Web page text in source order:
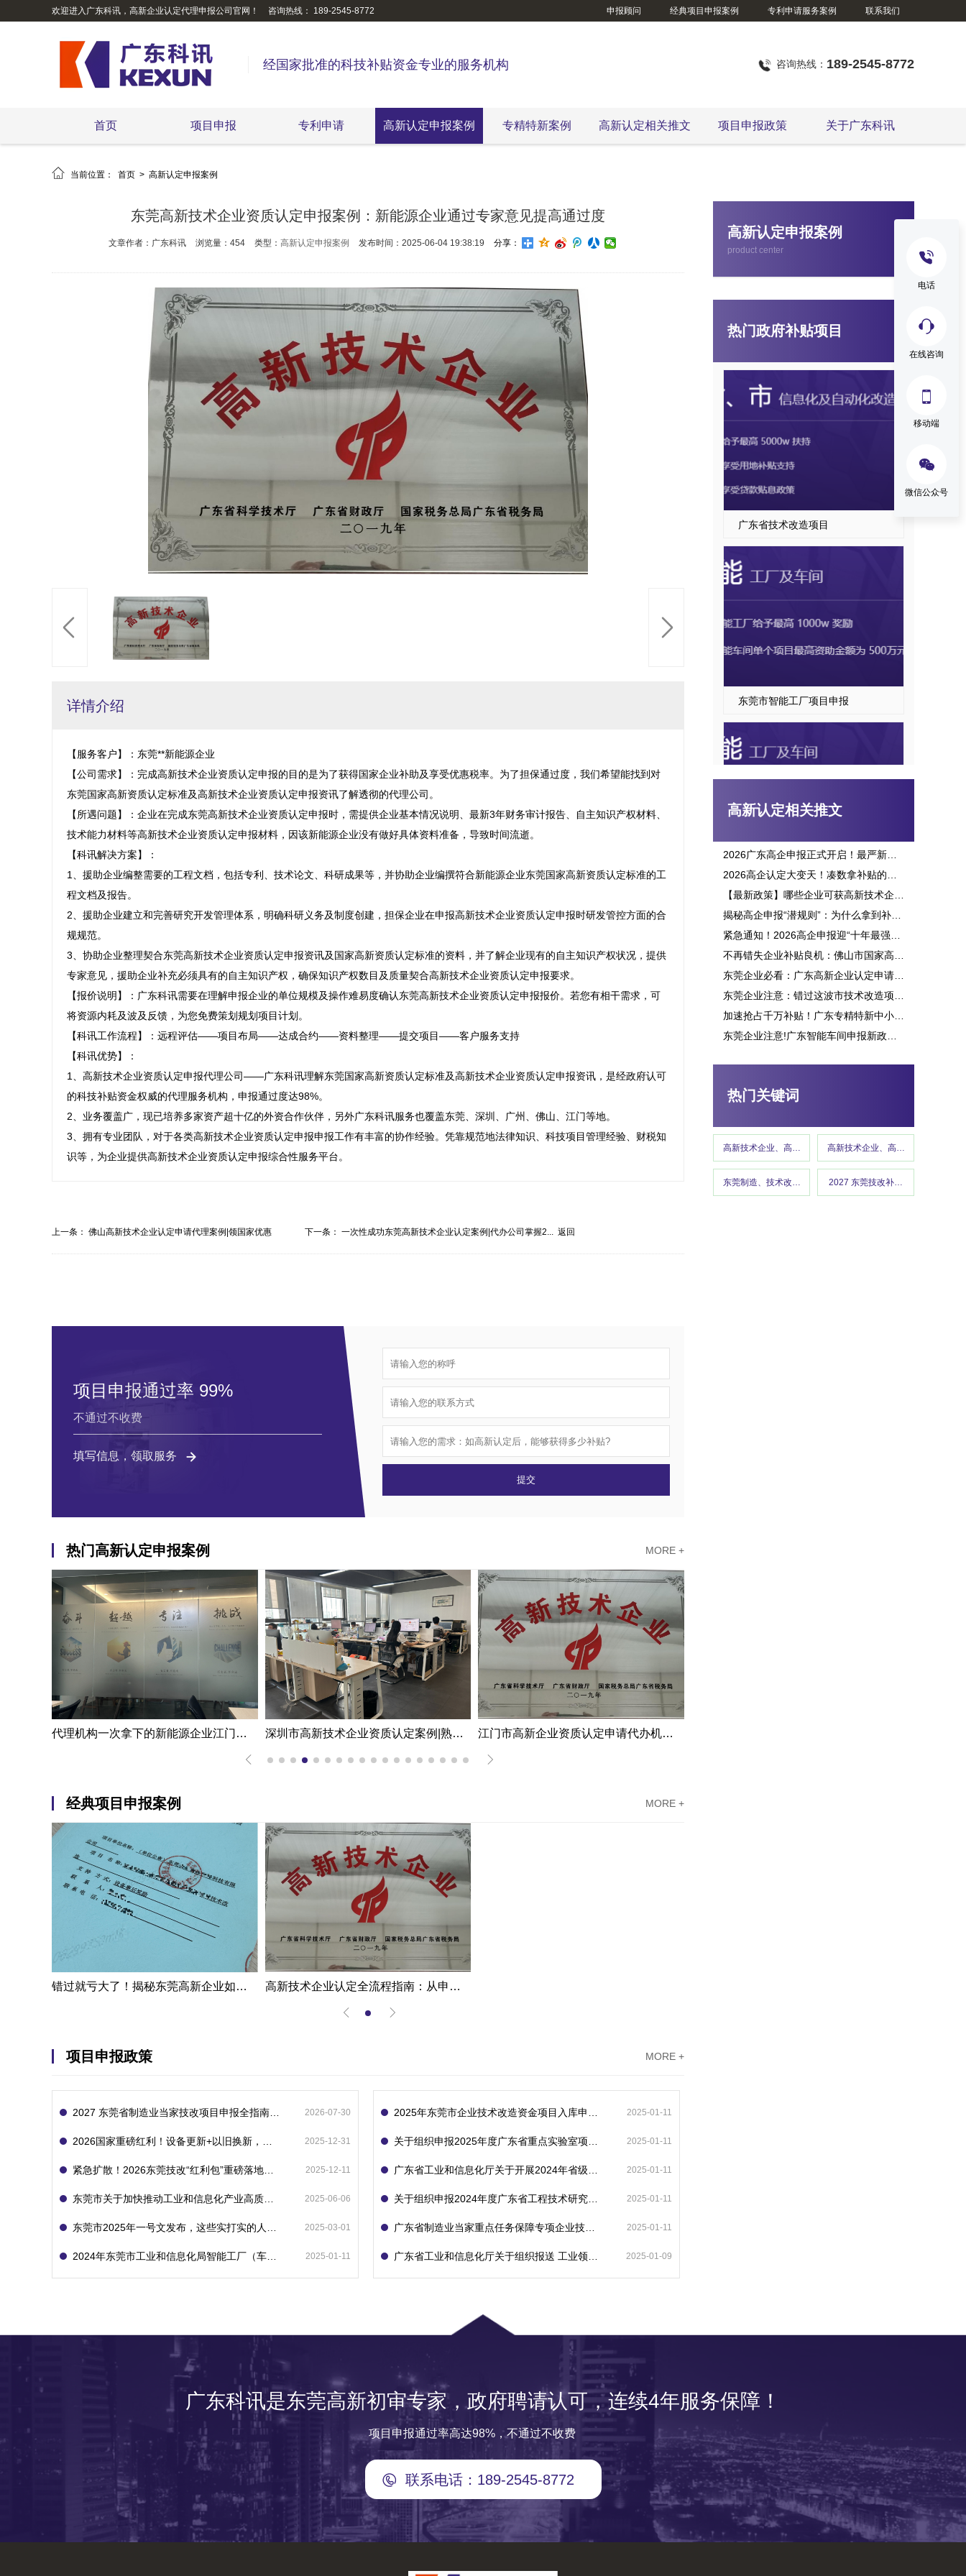
欢迎进入广东科讯，高新企业认定代理申报公司官网！ 咨询热线： 189-2545-8772 申报顾问 经典项目申报案例 专利申请服务案例 联系我们
经国家批准的科技补贴资金专业的服务机构 咨询热线： 189-2545-8772
首页 项目申报 专利申请 高新认定申报案例 专精特新案例 高新认定相关推文 项目申报政策 关于广东科讯
 当前位置： 首页 > 高新认定申报案例
高新认定申报案例
product center
热门政府补贴项目
广东省技术改造项目
东莞市智能工厂项目申报
东莞市智能车间项目申报指南
高新认定相关推文
热门关键词
高新技术企业、高企认定、高企申报高新技术企业、高企认定、高企申
东莞制造、技术改造、东莞工信、政策红利 、企业补贴、东莞
2027 东莞技改补贴、东莞制造业
东莞高新技术企业资质认定申报案例：新能源企业通过专家意见提高通过度
文章作者：广东科讯 浏览量：454 类型： 高新认定申报案例 发布时间：2025-06-04 19:38:19 分享：
详情介绍
【服务客户】：东莞**新能源企业
【公司需求】：完成高新技术企业资质认定申报的目的是为了获得国家企业补助及享受优惠税率。为了担保通过度，我们希望能找到对
东莞国家高新资质认定标准及高新技术企业资质认定申报资讯了解透彻的代理公司。
【所遇问题】：企业在完成东莞高新技术企业资质认定申报时，需提供企业基本情况说明、最新3年财务审计报告、自主知识产权材料、
技术能力材料等高新技术企业资质认定申报材料，因该新能源企业没有做好具体资料准备，导致时间流逝。
【科讯解决方案】：
1、援助企业编整需要的工程文档，包括专利、技术论文、科研成果等，并协助企业编撰符合新能源企业东莞国家高新资质认定标准的工
程文档及报告。
2、援助企业建立和完善研究开发管理体系，明确科研义务及制度创建，担保企业在申报高新技术企业资质认定申报时研发管控方面的合
规规范。
3、协助企业整理契合东莞高新技术企业资质认定申报资讯及国家高新资质认定标准的资料，并了解企业现有的自主知识产权状况，提供
专家意见，援助企业补充必须具有的自主知识产权，确保知识产权数目及质量契合高新技术企业资质认定申报要求。
【报价说明】：广东科讯需要在理解申报企业的单位规模及操作难易度确认东莞高新技术企业资质认定申报报价。若您有相干需求，可
将资源内耗及波及反馈，为您免费策划规划项目计划。
【科讯工作流程】：远程评估——项目布局——达成合约——资料整理——提交项目——客户服务支持
【科讯优势】：
1、高新技术企业资质认定申报代理公司——广东科讯理解东莞国家高新资质认定标准及高新技术企业资质认定申报资讯，是经政府认可
的科技补贴资金权威的代理服务机构，申报通过度达98%。
2、业务覆盖广，现已培养多家资产超十亿的外资合作伙伴，另外广东科讯服务也覆盖东莞、深圳、广州、佛山、江门等地。
3、拥有专业团队，对于各类高新技术企业资质认定申报申报工作有丰富的协作经验。凭靠规范地法律知识、科技项目管理经验、财税知
识等，为企业提供高新技术企业资质认定申报综合性服务平台。
上一条： 佛山高新技术企业认定申请代理案例|领国家优惠 下一条： 一次性成功东莞高新技术企业认定案例|代办公司掌握2... 返回
项目申报通过率 99%
不通过不收费
填写信息，领取服务
热门高新认定申报案例 MORE +
代理机构一次拿下的新能源企业江门高新技术企业认定申报案例 深圳市高新技术企业资质认定案例|熟练掌握国家高新企业资质认定 江门市高新企业资质认定申请代办机构服务案例
经典项目申报案例 MORE +
错过就亏大了！揭秘东莞高新企业如何轻松拿下省级技术改造项目300万补贴 高新技术企业认定全流程指南：从申报到复审的成功经验分享
项目申报政策 MORE +
2026-07-30
2025-12-31
2025-12-11
2025-06-06
2025-03-01
2025-01-11
2025-01-11
2025-01-11
2025-01-11
2025-01-11
2025-01-11
2025-01-09
广东科讯是东莞高新初审专家，政府聘请认可，连续4年服务保障！
项目申报通过率高达98%，不通过不收费
联系电话：189-2545-8772
电话
在线咨询

移动端

微信公众号